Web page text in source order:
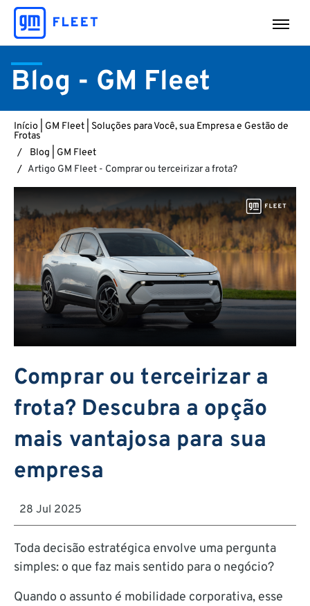
Blog - GM Fleet
Início | GM Fleet | Soluções para Você, sua Empresa e Gestão de
Frotas
Blog | GM Fleet
Artigo GM Fleet - Comprar ou terceirizar a frota?
Comprar ou terceirizar a
frota? Descubra a opção
mais vantajosa para sua
empresa
28 Jul 2025
Toda decisão estratégica envolve uma pergunta
simples: o que faz mais sentido para o negócio?
Quando o assunto é mobilidade corporativa, esse